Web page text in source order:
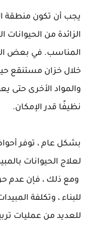
يجب أن تكون منطقة
الزائدة من
المناسب. في بعض
خلال خزان مستنقع
والمواد الأخرى حتى
نظيفًا قدر الإمكان.
بشكل عام ، توفر
لعلاج الحيوانات
ومع ذلك ، فإن عدم
للبناء ، وتكلفة
للعديد من عمليات